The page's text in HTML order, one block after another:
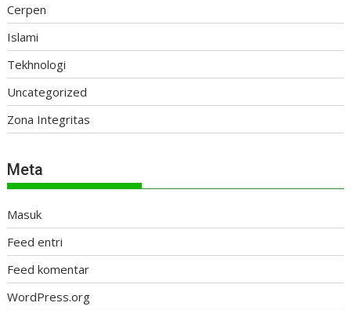
Cerpen
Islami
Tekhnologi
Uncategorized
Zona Integritas
Meta
Masuk
Feed entri
Feed komentar
WordPress.org